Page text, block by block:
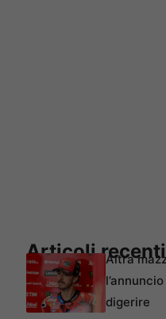
Articoli recenti
Altra
digerire